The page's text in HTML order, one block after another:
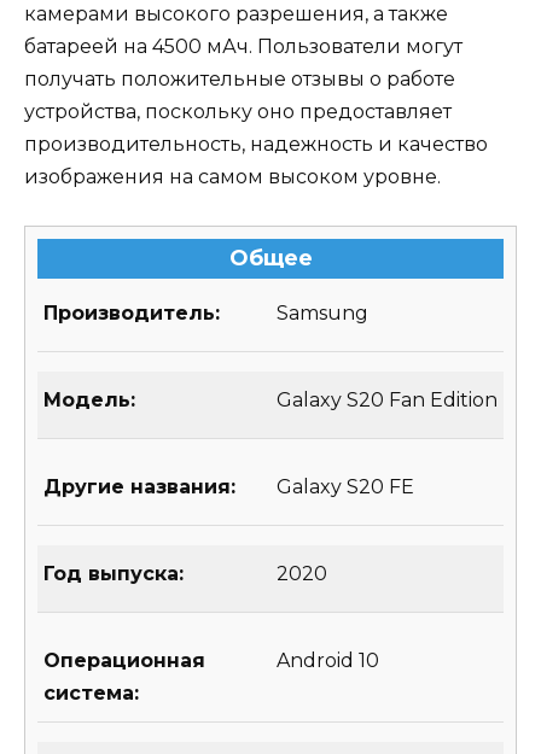
камерами высокого разрешения, а также
батареей на 4500 мАч. Пользователи могут
получать положительные отзывы о работе
устройства, поскольку оно предоставляет
производительность, надежность и качество
изображения на самом высоком уровне.
Общее
Производитель: Samsung
Модель: Galaxy S20 Fan Edition
Другие названия: Galaxy S20 FE
Год выпуска: 2020
Операционная
система:
Android 10